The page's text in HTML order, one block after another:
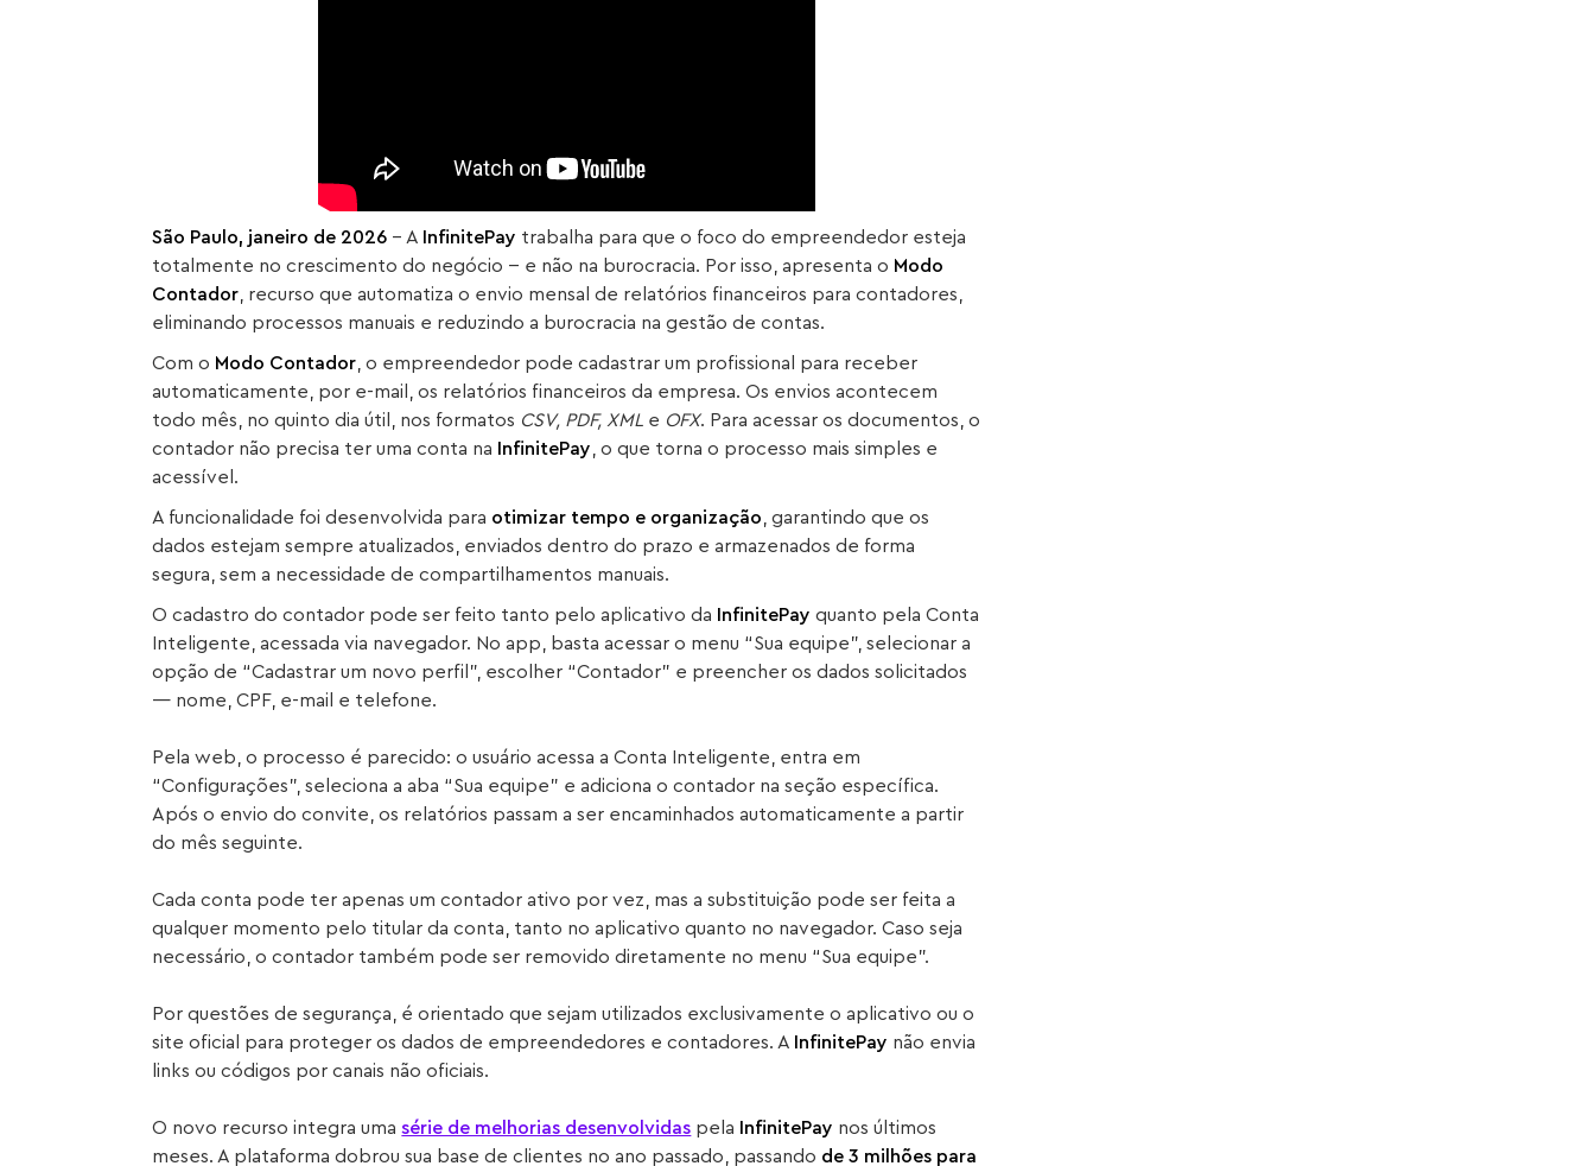
São Paulo, janeiro de 2026 – A InfinitePay trabalha para que o foco do empreendedor esteja
totalmente no crescimento do negócio -- e não na burocracia. Por isso, apresenta o Modo
Contador, recurso que automatiza o envio mensal de relatórios financeiros para contadores,
eliminando processos manuais e reduzindo a burocracia na gestão de contas.
Com o Modo Contador, o empreendedor pode cadastrar um profissional para receber
automaticamente, por e-mail, os relatórios financeiros da empresa. Os envios acontecem
todo mês, no quinto dia útil, nos formatos CSV, PDF, XML e OFX. Para acessar os documentos, o
contador não precisa ter uma conta na
InfinitePay, o que torna o processo mais simples e
acessível.
A funcionalidade foi desenvolvida para otimizar tempo e organização, garantindo que os
dados estejam sempre atualizados, enviados dentro do prazo e armazenados de forma
segura, sem a necessidade de compartilhamentos manuais.
O cadastro do contador pode ser feito tanto pelo aplicativo da InfinitePayquanto pela Conta
Inteligente, acessada via navegador. No app, basta acessar o menu “Sua equipe”, selecionar a
opção de “Cadastrar um novo perfil”, escolher “Contador” e preencher os dados solicitados
— nome, CPF, e-mail e telefone.
Pela web, o processo é parecido: o usuário acessa a Conta Inteligente, entra em
“Configurações”, seleciona a aba “Sua equipe” e adiciona o contador na seção específica.
Após o envio do convite, os relatórios passam a ser encaminhados automaticamente a partir
do mês seguinte.
Cada conta pode ter apenas um contador ativo por vez, mas a substituição pode ser feita a
qualquer momento pelo titular da conta, tanto no aplicativo quanto no navegador. Caso seja
necessário, o contador também pode ser removido diretamente no menu “Sua equipe”.
Por questões de segurança, é orientado que sejam utilizados exclusivamente o aplicativo ou o
site oficial para proteger os dados de empreendedores e contadores. A InfinitePay não envia
links ou códigos por canais não oficiais.
O novo recurso integra umasérie de melhorias desenvolvidas pela InfinitePay nos últimos
meses. A plataforma dobrou sua base de clientes no ano passado, passando de 3 milhões para